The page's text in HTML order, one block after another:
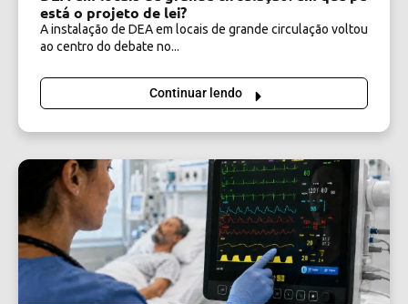
está o projeto de lei?
A instalação de DEA em locais de grande circulação voltou
ao centro do debate no...
Continuar lendo